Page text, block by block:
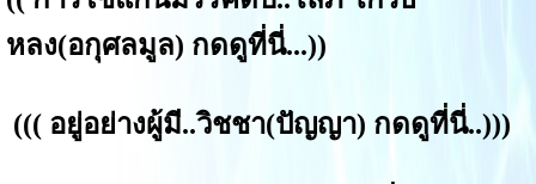
หลง(อกุศลมูล) กดดูที่นี่...))
((( อยู่อย่างผู้มี..วิชชา(ปัญญา) กดดูที่นี่..)))